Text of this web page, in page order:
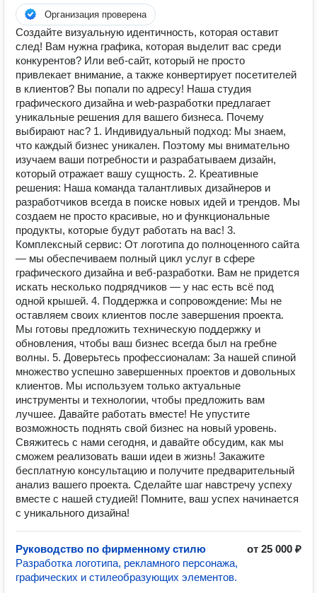
Организация проверена
Создайте визуальную идентичность, которая оставит
след! Вам нужна графика, которая выделит вас среди
конкурентов? Или веб-сайт, который не просто
привлекает внимание, а также конвертирует посетителей
в клиентов? Вы попали по адресу! Наша студия
графического дизайна и web-разработки предлагает
уникальные решения для вашего бизнеса. Почему
выбирают нас? 1. Индивидуальный подход: Мы знаем,
что каждый бизнес уникален. Поэтому мы внимательно
изучаем ваши потребности и разрабатываем дизайн,
который отражает вашу сущность. 2. Креативные
решения: Наша команда талантливых дизайнеров и
разработчиков всегда в поиске новых идей и трендов. Мы
создаем не просто красивые, но и функциональные
продукты, которые будут работать на вас! 3.
Комплексный сервис: От логотипа до полноценного сайта
— мы обеспечиваем полный цикл услуг в сфере
графического дизайна и веб-разработки. Вам не придется
искать несколько подрядчиков — у нас есть всё под
одной крышей. 4. Поддержка и сопровождение: Мы не
оставляем своих клиентов после завершения проекта.
Мы готовы предложить техническую поддержку и
обновления, чтобы ваш бизнес всегда был на гребне
волны. 5. Доверьтесь профессионалам: За нашей спиной
множество успешно завершенных проектов и довольных
клиентов. Мы используем только актуальные
инструменты и технологии, чтобы предложить вам
лучшее. Давайте работать вместе! Не упустите
возможность поднять свой бизнес на новый уровень.
Свяжитесь с нами сегодня, и давайте обсудим, как мы
сможем реализовать ваши идеи в жизнь! Закажите
бесплатную консультацию и получите предварительный
анализ вашего проекта. Сделайте шаг навстречу успеху
вместе с нашей студией! Помните, ваш успех начинается
с уникального дизайна!
Руководство по фирменному стилю
от 25 000 ₽
Разработка логотипа, рекламного персонажа,
графических и стилеобразующих элементов.